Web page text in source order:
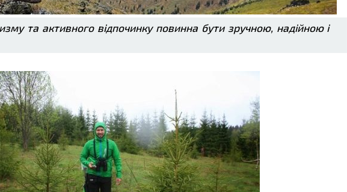
та активного відпочинку повинна бути зручною, надійною і